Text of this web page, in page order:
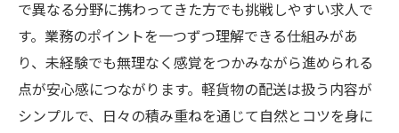
で異なる分野に携わってきた方でも挑戦しやすい求人で
す。業務のポイントを一つずつ理解できる仕組みがあ
り、未経験でも無理なく感覚をつかみながら進められる
点が安心感につながります。軽貨物の配送は扱う内容が
シンプルで、日々の積み重ねを通じて自然とコツを身に